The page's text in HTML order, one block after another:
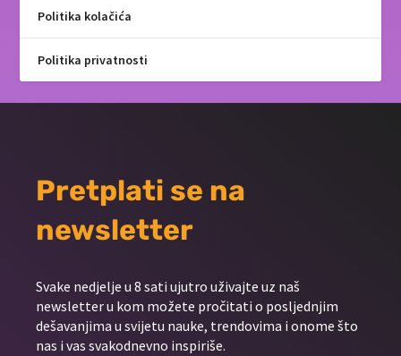
Politika kolačića
Politika privatnosti
Pretplati se na
newsletter
Svake nedjelje u 8 sati ujutro uživajte uz naš
newsletter u kom možete pročitati o posljednjim
dešavanjima u svijetu nauke, trendovima i onome što
nas i vas svakodnevno inspiriše.